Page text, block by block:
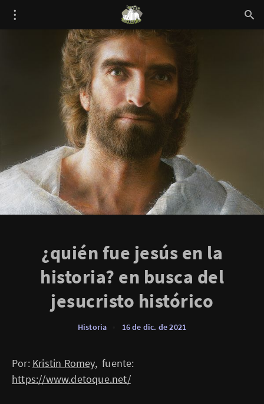
¿quién fue jesús en la
historia? en busca del
jesucristo histórico
Historia 16 de dic. de 2021
Por: Kristin Romey, fuente:
https://www.detoque.net/